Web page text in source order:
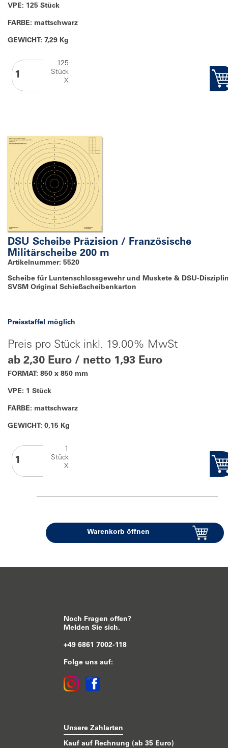
VPE: 125 Stück
FARBE: mattschwarz
GEWICHT: 7,29 Kg
125
Stück
X
DSU Scheibe Präzision / Französische
Militärscheibe 200 m
Artikelnummer: 5520
Scheibe für Luntenschlossgewehr und Muskete & DSU-
SVSM Original Schießscheibenkarton
Preisstaffel möglich
Preis pro Stück inkl. 19.00% MwSt
ab 2,30 Euro / netto 1,93 Euro
FORMAT: 850 x 850 mm
VPE: 1 Stück
FARBE: mattschwarz
GEWICHT: 0,15 Kg
1
Stück
X
Warenkorb öffnen
Noch Fragen offen?
Melden Sie sich.
+49 6861 7002-118
Folge uns auf:
Unsere Zahlarten
Kauf auf Rechnung (ab 35 Euro)